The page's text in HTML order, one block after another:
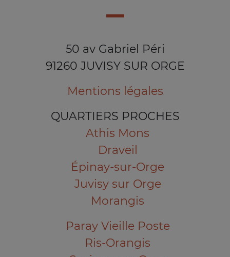
50 av Gabriel Péri
91260 JUVISY SUR ORGE
Mentions légales
QUARTIERS PROCHES
Athis Mons
Draveil
Épinay-sur-Orge
Juvisy sur Orge
Morangis
Paray Vieille Poste
Ris-Orangis